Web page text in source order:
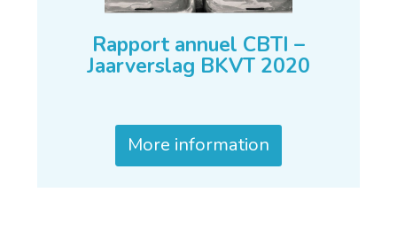
Rapport annuel CBTI –
Jaarverslag BKVT 2020
More information